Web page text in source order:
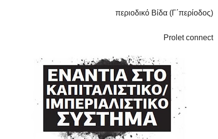
περιοδικό Βίδα (Γ΄περίοδος)
Prolet connect